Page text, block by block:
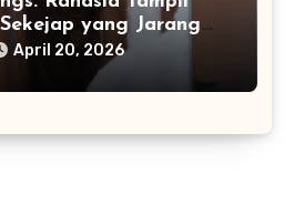
yang Jarang
April 20, 2026